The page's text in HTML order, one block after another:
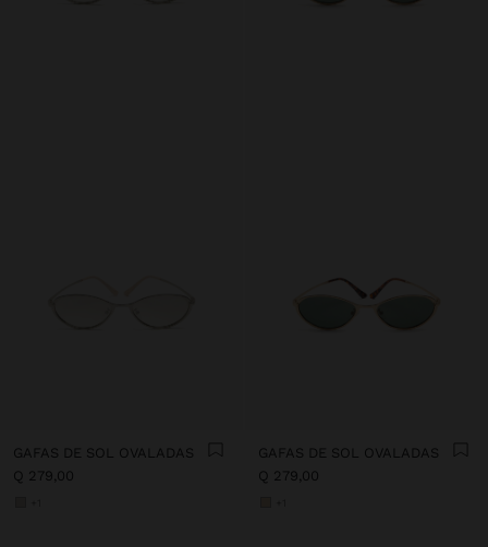
GAFAS DE SOL OVALADAS
Q 279,00
GAFAS DE SOL OVALADAS
Q 279,00